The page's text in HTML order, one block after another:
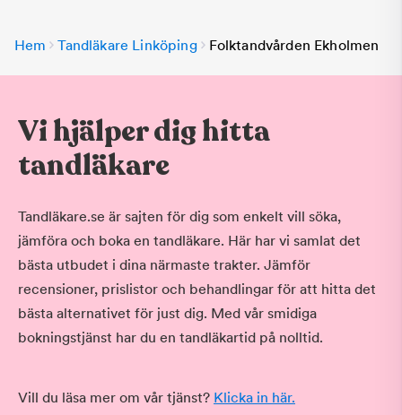
Hem Tandläkare Linköping Folktandvården Ekholmen
Vi hjälper dig hitta
tandläkare
Tandläkare.se är sajten för dig som enkelt vill söka,
jämföra och boka en tandläkare. Här har vi samlat det
bästa utbudet i dina närmaste trakter. Jämför
recensioner, prislistor och behandlingar för att hitta det
bästa alternativet för just dig. Med vår smidiga
bokningstjänst har du en tandläkartid på nolltid.
Vill du läsa mer om vår tjänst? Klicka in här.